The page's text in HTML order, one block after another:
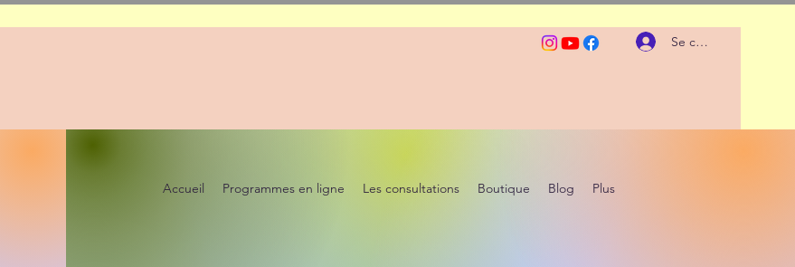
Se connecter
Accueil Programmes en ligne Les consultations Boutique Blog Plus